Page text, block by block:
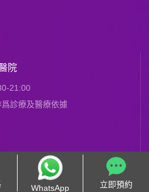
院
21:00
診療及醫療依據
WhatsApp 立即預約